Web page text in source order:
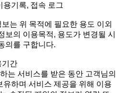
기록,접속로그
는위목적에필요한용도이외
보의이용목적,용도가변경될시
의를구합니다.
간
는서비스를받은동안고객님의
유하며서비스제공을위해이용